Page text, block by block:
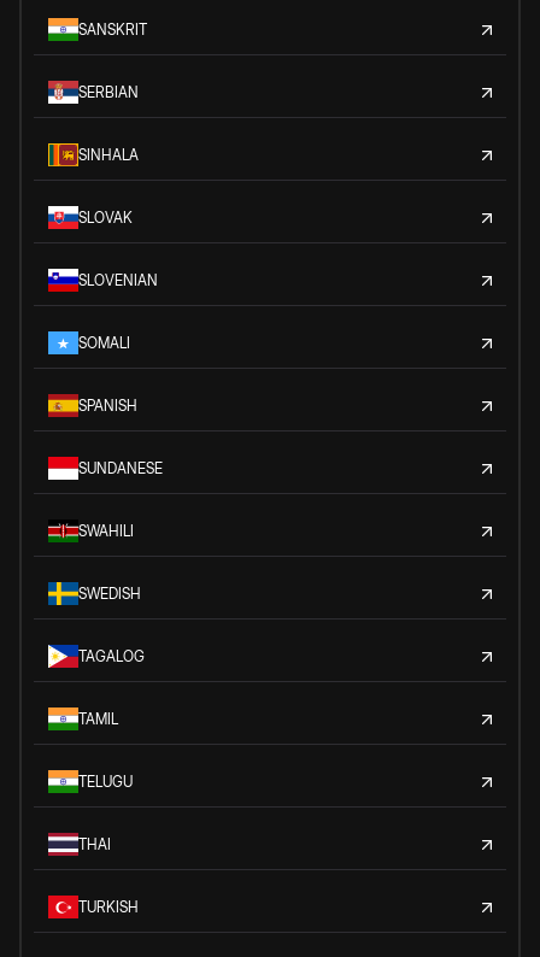
SANSKRIT
SERBIAN
SINHALA
SLOVAK
SLOVENIAN
SOMALI
SPANISH
SUNDANESE
SWAHILI
SWEDISH
TAGALOG
TAMIL
TELUGU
THAI
TURKISH